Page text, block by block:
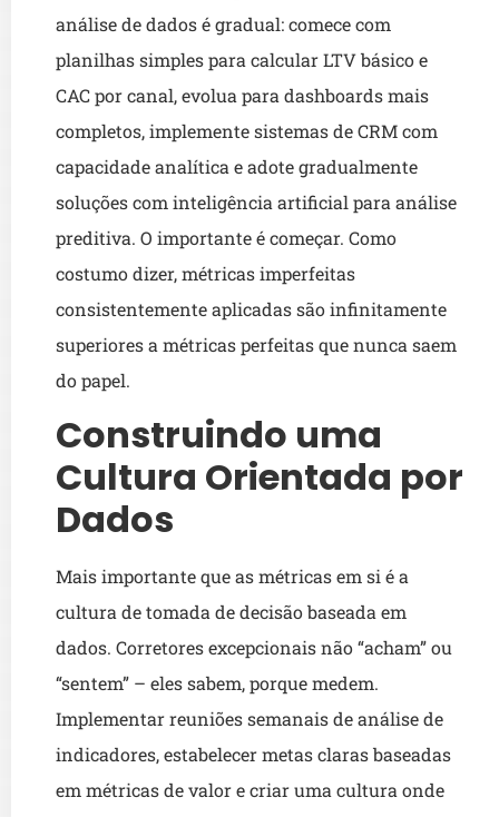
análise de dados é gradual: comece com
planilhas simples para calcular LTV básico e
CAC por canal, evolua para dashboards mais
completos, implemente sistemas de CRM com
capacidade analítica e adote gradualmente
soluções com inteligência artificial para análise
preditiva. O importante é começar. Como
costumo dizer, métricas imperfeitas
consistentemente aplicadas são infinitamente
superiores a métricas perfeitas que nunca saem
do papel.
Construindo uma
Cultura Orientada por
Dados
Mais importante que as métricas em si é a
cultura de tomada de decisão baseada em
dados. Corretores excepcionais não “acham” ou
“sentem” – eles sabem, porque medem.
Implementar reuniões semanais de análise de
indicadores, estabelecer metas claras baseadas
em métricas de valor e criar uma cultura onde